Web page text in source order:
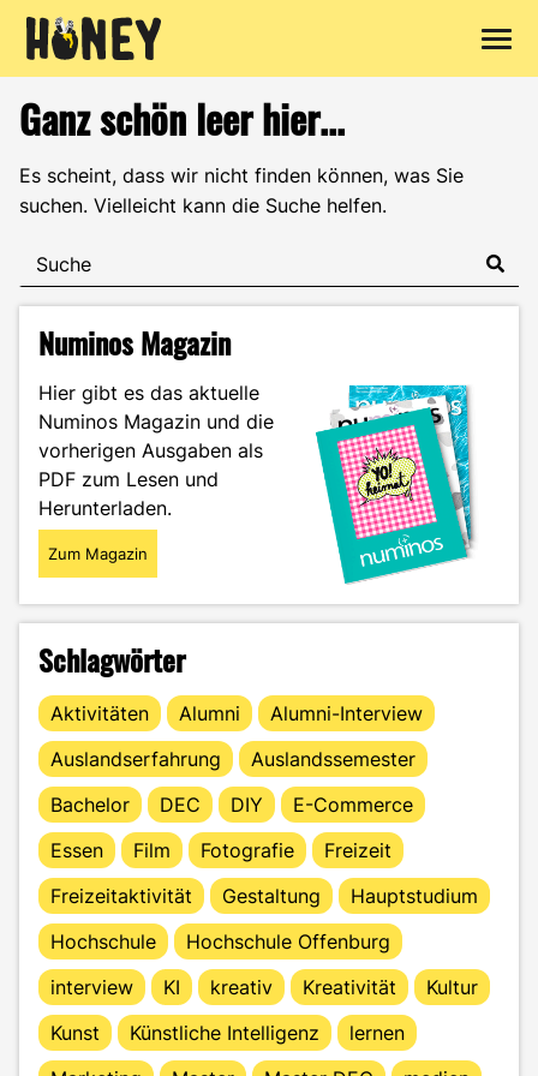
Inhalt
springen
Ganz schön leer hier...
Es scheint, dass wir nicht finden können, was Sie
suchen. Vielleicht kann die Suche helfen.
Numinos Magazin
Hier gibt es das aktuelle
Numinos Magazin und die
vorherigen Ausgaben als
PDF zum Lesen und
Herunterladen.
Zum Magazin
Schlagwörter
Aktivitäten Alumni
Alumni-Interview
Auslandserfahrung
Auslandssemester
Bachelor
DEC DIY
E-Commerce
Essen
Film Fotografie
Freizeit
Freizeitaktivität
Gestaltung
Hauptstudium
Hochschule
Hochschule Offenburg
interview
KI kreativ Kreativität
Kultur
Kunst
Künstliche Intelligenz
lernen